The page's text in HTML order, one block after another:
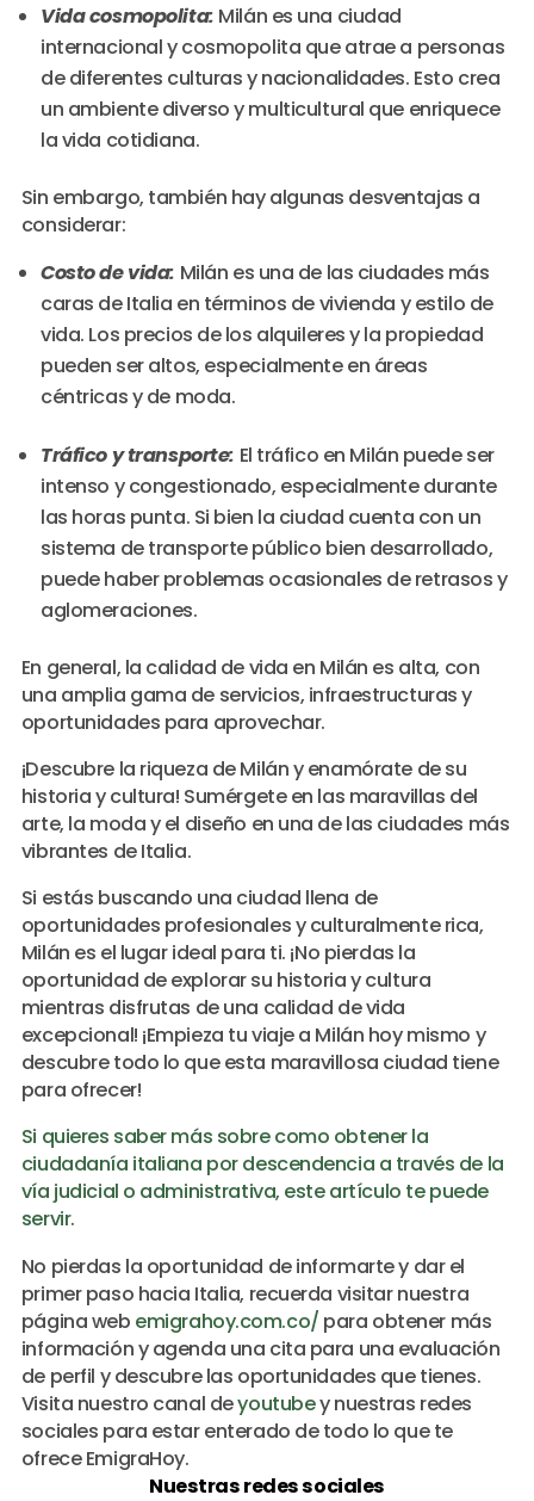
Vida cosmopolita: Milán es una ciudad
internacional y cosmopolita que atrae a personas
de diferentes culturas y nacionalidades. Esto crea
un ambiente diverso y multicultural que enriquece
la vida cotidiana.
Sin embargo, también hay algunas desventajas a
considerar:
Costo de vida: Milán es una de las ciudades más
caras de Italia en términos de vivienda y estilo de
vida. Los precios de los alquileres y la propiedad
pueden ser altos, especialmente en áreas
céntricas y de moda.
Tráfico y transporte: El tráfico en Milán puede ser
intenso y congestionado, especialmente durante
las horas punta. Si bien la ciudad cuenta con un
sistema de transporte público bien desarrollado,
puede haber problemas ocasionales de retrasos y
aglomeraciones.
En general, la calidad de vida en Milán es alta, con
una amplia gama de servicios, infraestructuras y
oportunidades para aprovechar.
¡Descubre la riqueza de Milán y enamórate de su
historia y cultura! Sumérgete en las maravillas del
arte, la moda y el diseño en una de las ciudades más
vibrantes de Italia.
Si estás buscando una ciudad llena de
oportunidades profesionales y culturalmente rica,
Milán es el lugar ideal para ti. ¡No pierdas la
oportunidad de explorar su historia y cultura
mientras disfrutas de una calidad de vida
excepcional! ¡Empieza tu viaje a Milán hoy mismo y
descubre todo lo que esta maravillosa ciudad tiene
para ofrecer!
Si quieres saber más sobre como obtener la
ciudadanía italiana por descendencia a través de la
vía judicial o administrativa, este artículo te puede
servir.
No pierdas la oportunidad de informarte y dar el
primer paso hacia Italia, recuerda visitar nuestra
página web emigrahoy.com.co/ para obtener más
información y agenda una cita para una evaluación
de perfil y descubre las oportunidades que tienes.
Visita nuestro canal deyoutubey nuestras redes
sociales para estar enterado de todo lo que te
ofrece EmigraHoy.
Nuestras redes sociales